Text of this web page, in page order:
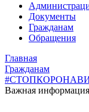
Документы
Гражданам
Обращения
Главная
Гражданам
Важная информация